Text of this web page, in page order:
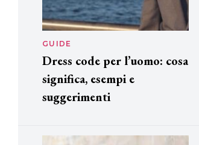
GUIDE
Dress code per l’uomo: cosa
significa, esempi e
suggerimenti